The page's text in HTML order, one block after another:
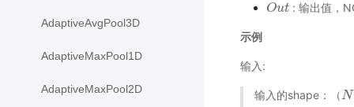
AdaptiveAvgPool3D
AdaptiveMaxPool1D
AdaptiveMaxPool2D
Out
Out : 输出值，
示例
输入:
输入的shape： （N
（N,